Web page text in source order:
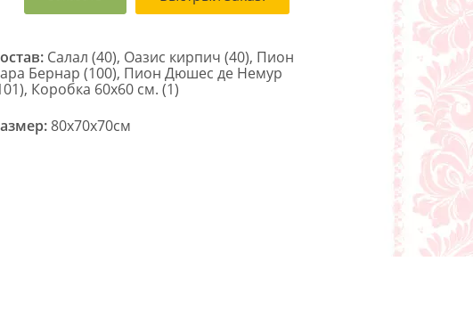
Салал (40), Оазис кирпич (40), Пион
Бернар (100), Пион Дюшес де Немур
Коробка 60х60 см. (1)
80x70x70см